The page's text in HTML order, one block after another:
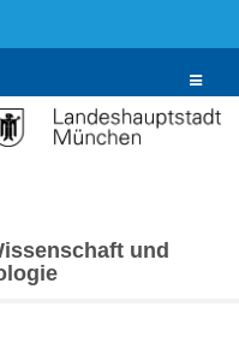
Toggle
und